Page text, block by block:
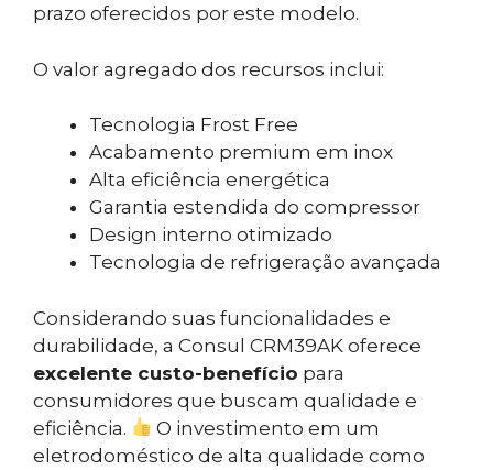
prazo oferecidos por este modelo.
O valor agregado dos recursos inclui:
Tecnologia Frost Free
Acabamento premium em inox
Alta eficiência energética
Garantia estendida do compressor
Design interno otimizado
Tecnologia de refrigeração avançada
Considerando suas funcionalidades e
durabilidade, a Consul CRM39AK oferece
excelente custo-benefício para
consumidores que buscam qualidade e
eficiência.
O investimento em um
eletrodoméstico de alta qualidade como